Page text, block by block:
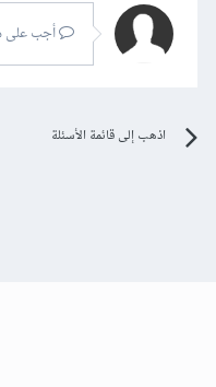
أجب على
اذهب إلى قائمة الأسئلة